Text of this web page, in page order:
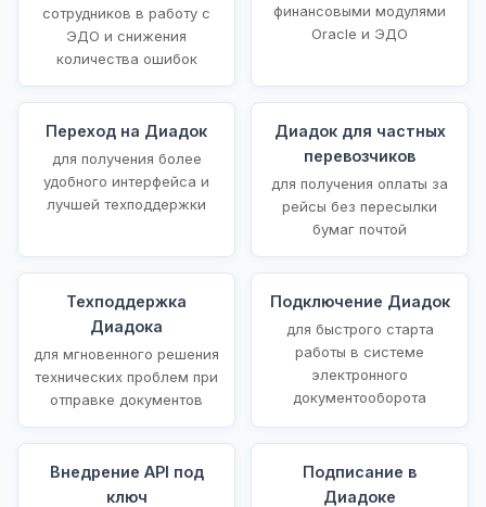
сотрудников в работу с
ЭДО и снижения
количества ошибок
финансовыми модулями
Oracle и ЭДО
Переход на Диадок
для получения более
удобного интерфейса и
лучшей техподдержки
Диадок для частных
перевозчиков
для получения оплаты за
рейсы без пересылки
бумаг почтой
Техподдержка
Диадока
для мгновенного решения
технических проблем при
отправке документов
Подключение Диадок
для быстрого старта
работы в системе
электронного
документооборота
Внедрение API под
ключ
Подписание в
Диадоке